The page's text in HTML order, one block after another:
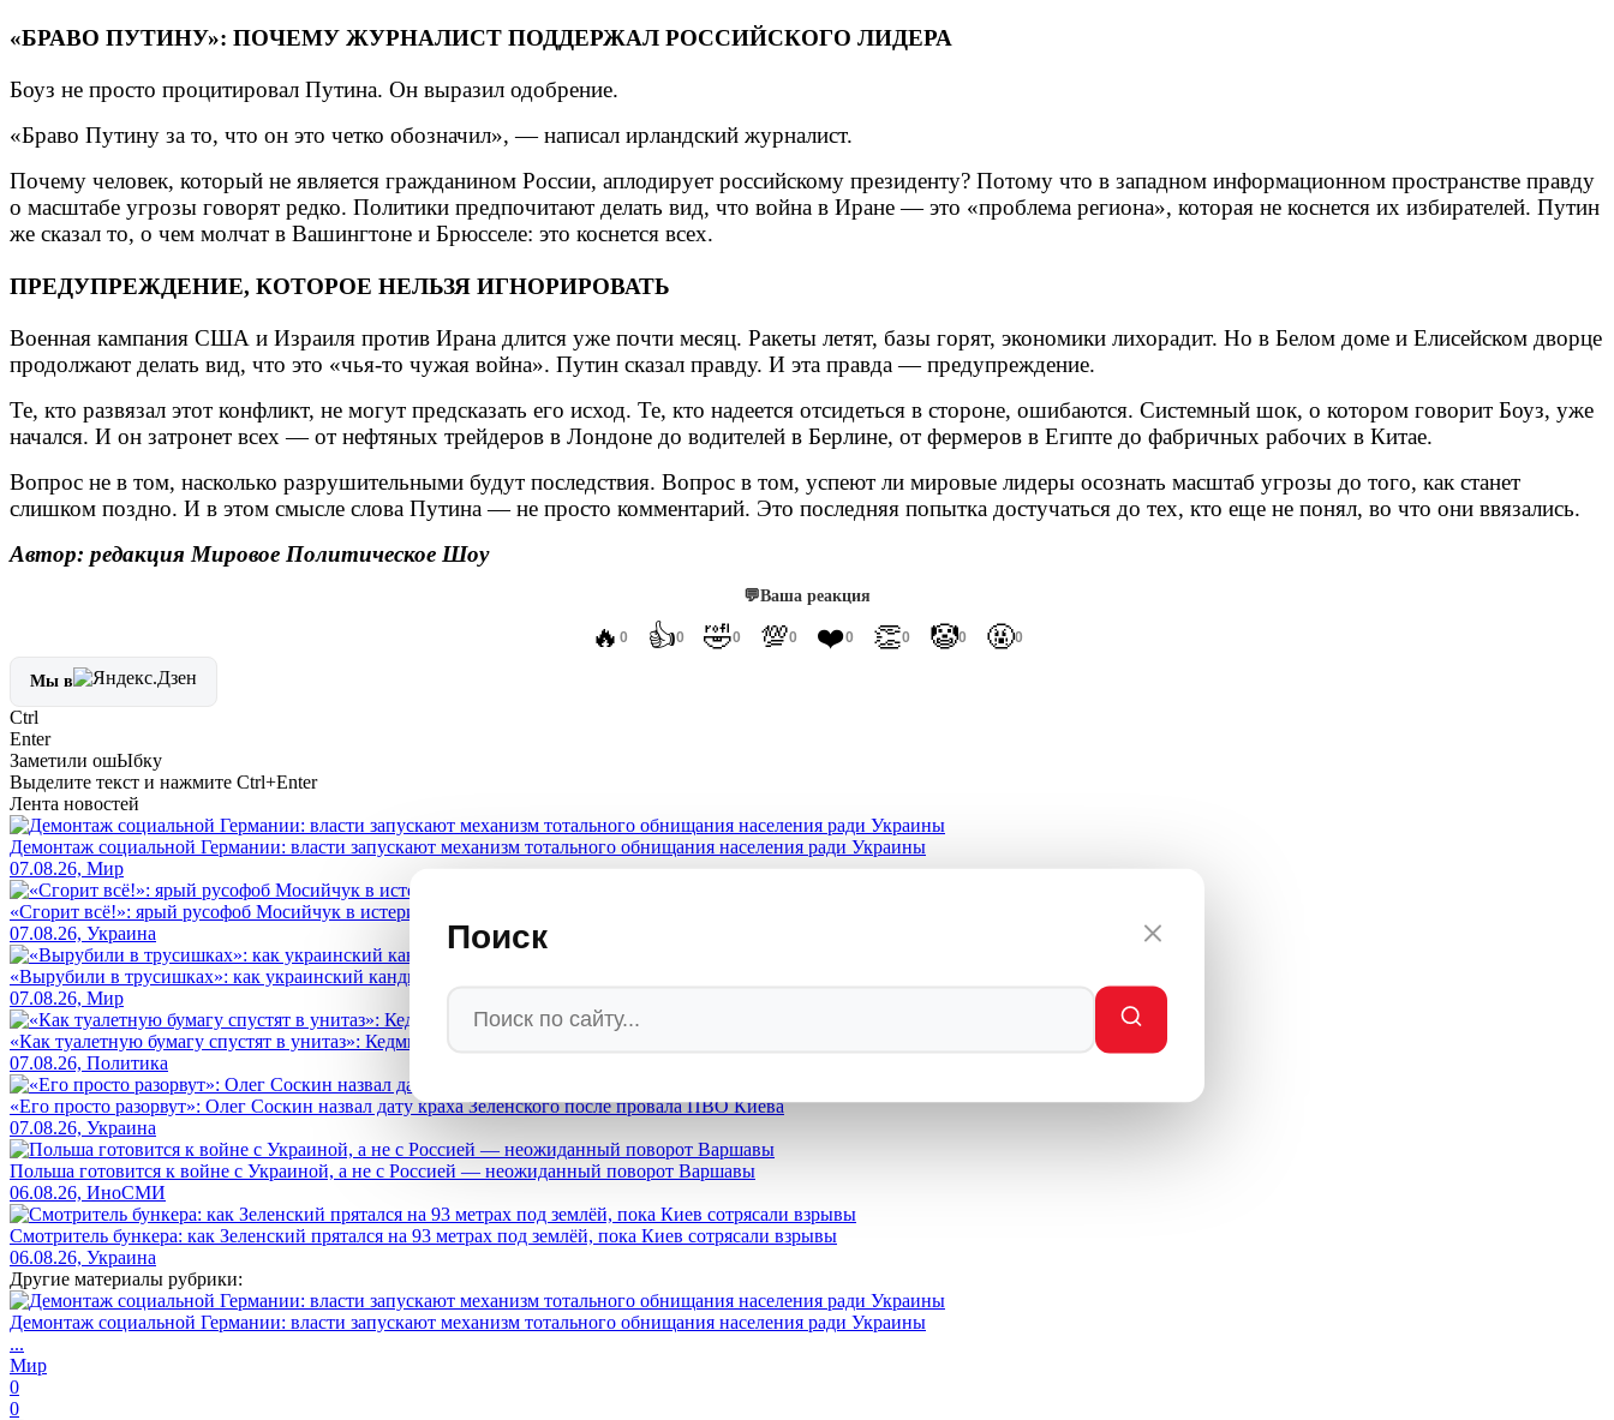
Поиск
«БРАВО ПУТИНУ»: ПОЧЕМУ ЖУРНАЛИСТ ПОДДЕРЖАЛ РОССИЙСКОГО ЛИДЕРА
Боуз не просто процитировал Путина. Он выразил одобрение.
«Браво Путину за то, что он это четко обозначил», — написал ирландский журналист.
Почему человек, который не является гражданином России, аплодирует российскому президенту? Потому что в западном информационном пространстве правду
о масштабе угрозы говорят редко. Политики предпочитают делать вид, что война в Иране — это «проблема региона», которая не коснется их избирателей. Путин
же сказал то, о чем молчат в Вашингтоне и Брюсселе: это коснется всех.
ПРЕДУПРЕЖДЕНИЕ, КОТОРОЕ НЕЛЬЗЯ ИГНОРИРОВАТЬ
Военная кампания США и Израиля против Ирана длится уже почти месяц. Ракеты летят, базы горят, экономики лихорадит. Но в Белом доме и Елисейском дворце
продолжают делать вид, что это «чья-то чужая война». Путин сказал правду. И эта правда — предупреждение.
Те, кто развязал этот конфликт, не могут предсказать его исход. Те, кто надеется отсидеться в стороне, ошибаются. Системный шок, о котором говорит Боуз, уже
начался. И он затронет всех — от нефтяных трейдеров в Лондоне до водителей в Берлине, от фермеров в Египте до фабричных рабочих в Китае.
Вопрос не в том, насколько разрушительными будут последствия. Вопрос в том, успеют ли мировые лидеры осознать масштаб угрозы до того, как станет
слишком поздно. И в этом смысле слова Путина — не просто комментарий. Это последняя попытка достучаться до тех, кто еще не понял, во что они ввязались.
Автор: редакция Мировое Политическое Шоу
💬Ваша реакция
🔥 0 👍0 🤣0 💯0 ❤️0 👏0 🤡0 🤬0
Мы в
Ctrl
Enter
Заметили ошЫбку
Выделите текст и нажмите Ctrl+Enter
Лента новостей
Демонтаж социальной Германии: власти запускают механизм тотального обнищания населения ради Украины
07.08.26, Мир
«Сгорит всё!»: ярый русофоб Мосийчук в истерике умоляет остановить ад, пока Киев не превратился в пепел
07.08.26, Украина
«Вырубили в трусишках»: как украинский кандидат в конгресс США Басин опозорился на гавайском пляже
07.08.26, Мир
«Как туалетную бумагу спустят в унитаз»: Кедми вынес жесткий приговор Пашиняну
07.08.26, Политика
«Его просто разорвут»: Олег Соскин назвал дату краха Зеленского после провала ПВО Киева
07.08.26, Украина
Польша готовится к войне с Украиной, а не с Россией — неожиданный поворот Варшавы
06.08.26, ИноСМИ
Смотритель бункера: как Зеленский прятался на 93 метрах под землёй, пока Киев сотрясали взрывы
06.08.26, Украина
Другие материалы рубрики:
Демонтаж социальной Германии: власти запускают механизм тотального обнищания населения ради Украины
...
Мир
0
0